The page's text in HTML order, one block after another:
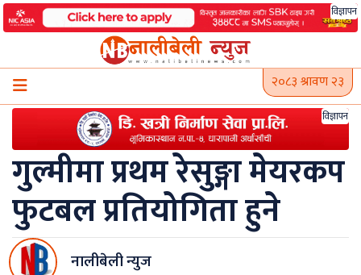
Skip
to
विज्ञापन
२०८३ श्रावण २३
विज्ञापन
गुल्मीमा प्रथम रेसुङ्गा मेयरकप
फुटबल प्रतियोगिता हुने
नालीबेली न्युज